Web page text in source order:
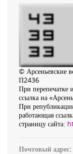
© Арсеньевские
П2436
При перепечатке
ссылка на
При
работающая
страницу сайта:
Почтовый адрес: